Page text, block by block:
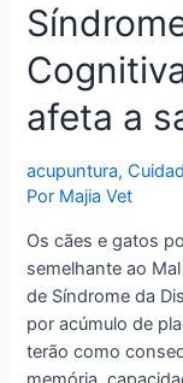
afeta a
acupuntura,
Por Majia Vet
Os cães e gatos
semelhante ao
de Síndrome da
por acúmulo de
terão como